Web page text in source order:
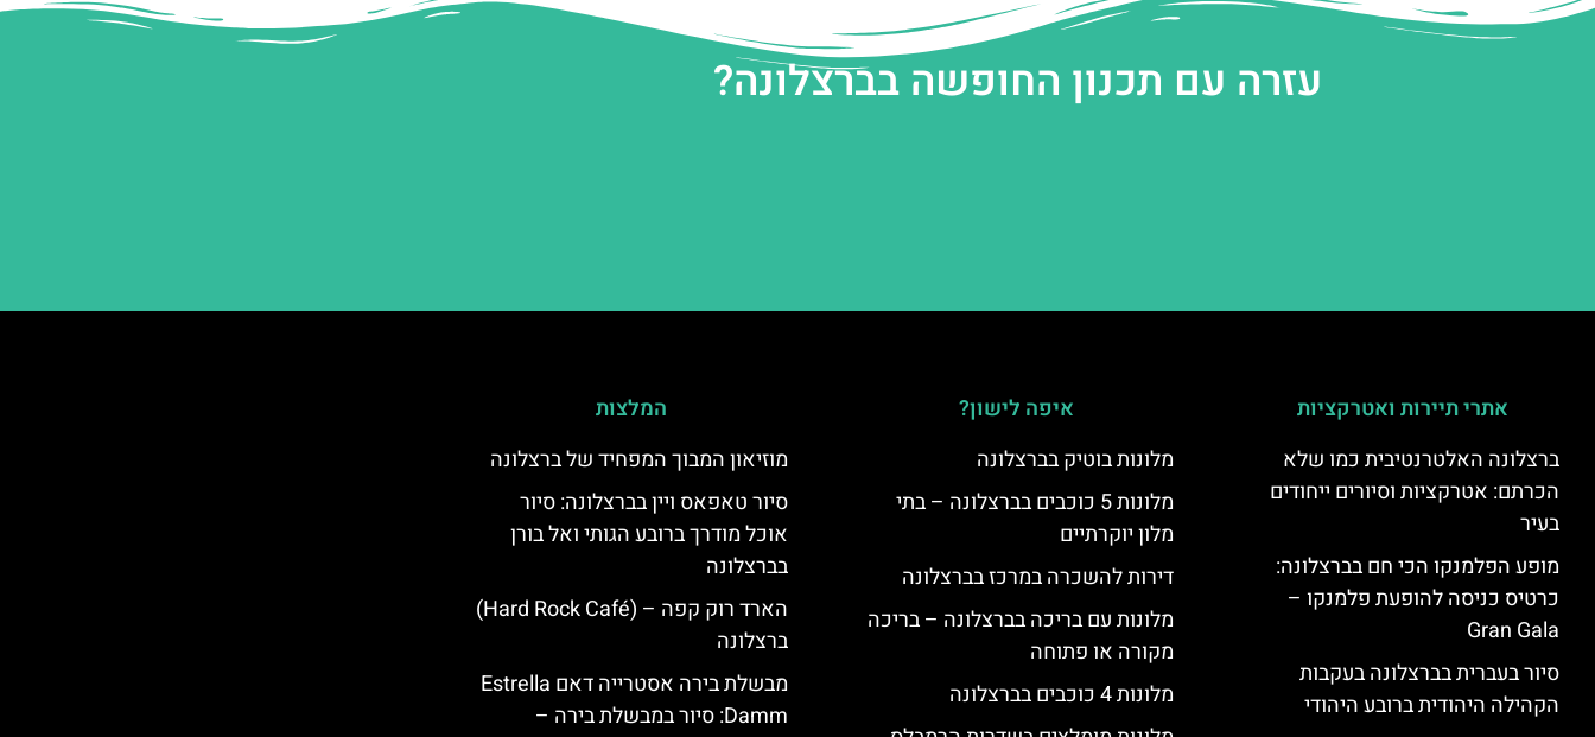
עזרה עם תכנון החופשה בברצלונה?
אתרי תיירות ואטרקציות
ברצלונה האלטרנטיבית כמו שלא
הכרתם: אטרקציות וסיורים ייחודים
בעיר
מופע הפלמנקו הכי חם בברצלונה:
כרטיס כניסה להופעת פלמנקו –
Gran Gala
סיור בעברית בברצלונה בעקבות
הקהילה היהודית ברובע היהודי
איפה לישון?
מלונות בוטיק בברצלונה
מלונות 5 כוכבים בברצלונה – בתי
מלון יוקרתיים
דירות להשכרה במרכז בברצלונה
מלונות עם בריכה בברצלונה – בריכה
מקורה או פתוחה
מלונות 4 כוכבים בברצלונה
המלצות
מוזיאון המבוך המפחיד של ברצלונה
סיור טאפאס ויין בברצלונה: סיור
אוכל מודרך ברובע הגותי ואל בורן
בברצלונה
הארד רוק קפה – (Hard Rock Café)
ברצלונה
מבשלת בירה אסטרייה דאם Estrella
Damm: סיור במבשלת בירה –